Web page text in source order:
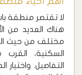
‏لا تقتصر منطقة
هناك العديد من
مختلف من حيث
السكنية،
التفاصيل.